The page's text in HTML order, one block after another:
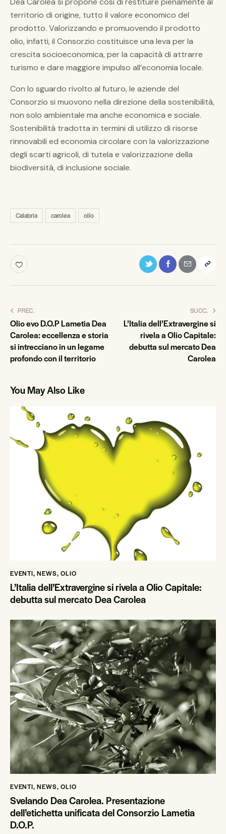
territorio di origine, tutto il valore economico del
prodotto. Valorizzando e promuovendo il prodotto
olio, infatti, il Consorzio costituisce una leva per la
crescita socioeconomica, per la capacità di attrarre
turismo e dare maggiore impulso all’economia locale.
Con lo sguardo rivolto al futuro, le aziende del
Consorzio si muovono nella direzione della sostenibilità,
non solo ambientale ma anche economica e sociale.
Sostenibilità tradotta in termini di utilizzo di risorse
rinnovabili ed economia circolare con la valorizzazione
degli scarti agricoli, di tutela e valorizzazione della
biodiversità, di inclusione sociale.
Calabria carolea olio
PREC.
Olio evo D.O.P Lametia Dea
Carolea: eccellenza e storia
si intrecciano in un legame
profondo con il territorio
SUCC.
L’Italia dell’Extravergine si
rivela a Olio Capitale:
debutta sul mercato Dea
Carolea
You May Also Like
EVENTI,NEWS,OLIO
L’Italia dell’Extravergine si rivela a Olio Capitale:
debutta sul mercato Dea Carolea
EVENTI,NEWS,OLIO
Svelando Dea Carolea. Presentazione
dell’etichetta unificata del Consorzio Lametia
D.O.P.